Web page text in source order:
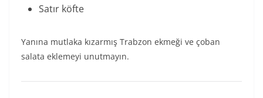
Satır köfte
Yanına mutlaka kızarmış Trabzon ekmeği ve çoban
salata eklemeyi unutmayın.